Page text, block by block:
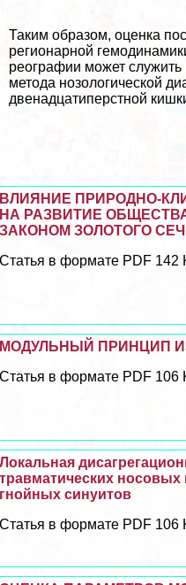
Таким образом, оценка
регионарной
реографии может служить
метода нозологической
двенадцатиперстной
ВЛИЯНИЕ ПРИРОДНО-
НА РАЗВИТИЕ
ЗАКОНОМ ЗОЛОТОГО
Статья в формате PDF 142
МОДУЛЬНЫЙ ПРИНЦИП
Статья в формате PDF 106
Локальная
травматических
гнойных синуитов
Статья в формате PDF 106